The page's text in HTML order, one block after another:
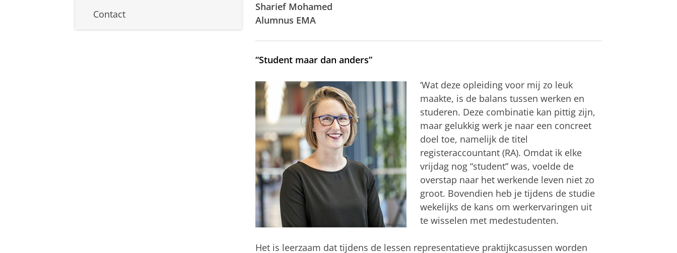
Contact
Sharief Mohamed
Alumnus EMA
“Student maar dan anders”
‘Wat deze opleiding voor mij zo leuk
maakte, is de balans tussen werken en
studeren. Deze combinatie kan pittig zijn,
maar gelukkig werk je naar een concreet
doel toe, namelijk de titel
registeraccountant (RA). Omdat ik elke
vrijdag nog “student” was, voelde de
overstap naar het werkende leven niet zo
groot. Bovendien heb je tijdens de studie
wekelijks de kans om werkervaringen uit
te wisselen met medestudenten.
Het is leerzaam dat tijdens de lessen representatieve praktijkcasussen worden